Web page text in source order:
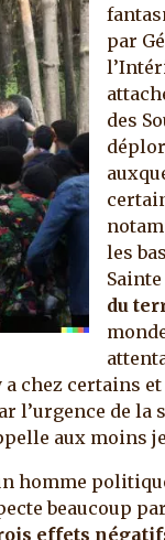
par
des
les
du
chez certains
l’urgence de la
aux moins
homme
beaucoup
effets